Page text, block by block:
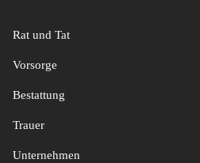
Rat und Tat
Vorsorge
Bestattung
Trauer
Unternehmen